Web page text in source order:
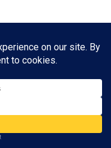
Baruch tenzij anders vermeld
BOVEN